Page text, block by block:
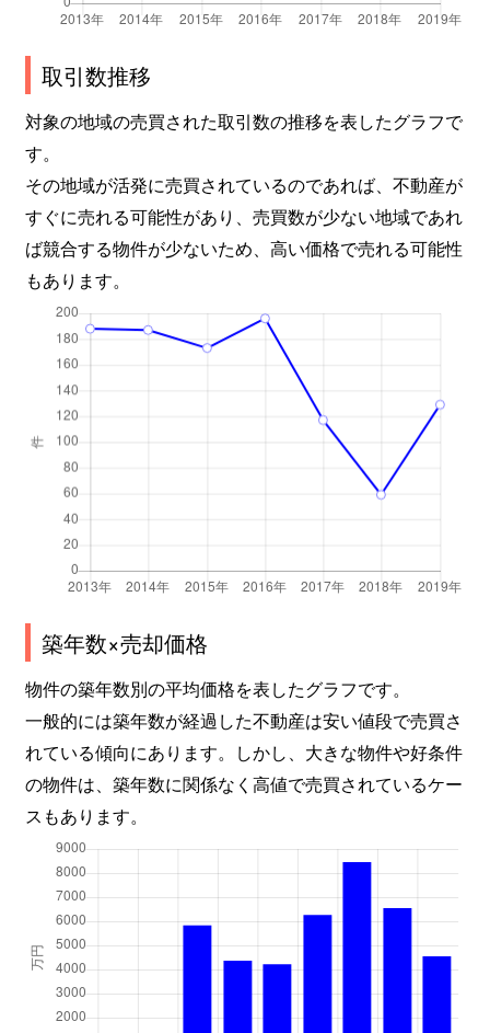
取引数推移
対象の地域の売買された取引数の推移を表したグラフで
す。
その地域が活発に売買されているのであれば、不動産が
すぐに売れる可能性があり、売買数が少ない地域であれ
ば競合する物件が少ないため、高い価格で売れる可能性
もあります。
築年数×売却価格
物件の築年数別の平均価格を表したグラフです。
一般的には築年数が経過した不動産は安い値段で売買さ
れている傾向にあります。しかし、大きな物件や好条件
の物件は、築年数に関係なく高値で売買されているケー
スもあります。